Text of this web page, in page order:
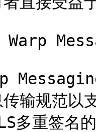
输规范以
多重签名